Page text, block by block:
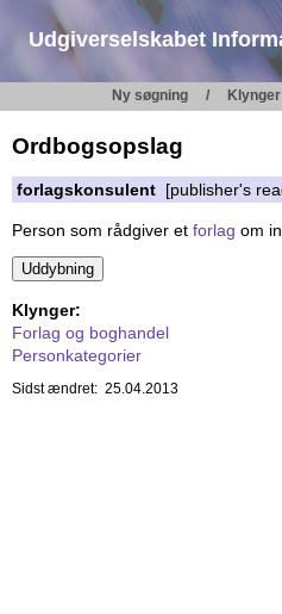
Udgiverselskabet
Ny søgning Klynger
Ordbogsopslag
forlagskonsulent [publisher's
Person som rådgiver et forlag om
Klynger:
Forlag og boghandel
Personkategorier
Sidst ændret: 25.04.2013